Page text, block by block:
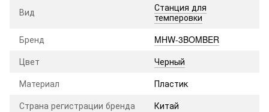
Вид
Станция для
темперовки
Бренд
MHW-3BOMBER
Цвет
Черный
Материал
Пластик
Страна регистрации бренда
Китай